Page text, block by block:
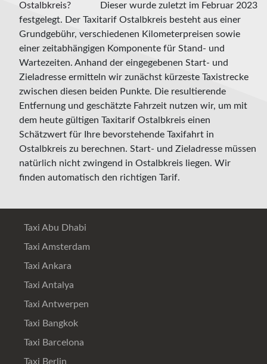
Dieser wurde zuletzt im Februar 2023
festgelegt. Der Taxitarif Ostalbkreis besteht aus einer
Grundgebühr, verschiedenen Kilometerpreisen sowie
einer zeitabhängigen Komponente für Stand- und
Wartezeiten. Anhand der eingegebenen Start- und
Zieladresse ermitteln wir zunächst kürzeste Taxistrecke
zwischen diesen beiden Punkte. Die resultierende
Entfernung und geschätzte Fahrzeit nutzen wir, um mit
dem heute gültigen Taxitarif Ostalbkreis einen
Schätzwert für Ihre bevorstehende Taxifahrt in
Ostalbkreis zu berechnen. Start- und Zieladresse müssen
natürlich nicht zwingend in Ostalbkreis liegen. Wir
finden automatisch den richtigen Tarif.
Taxi Abu Dhabi
Taxi Amsterdam
Taxi Ankara
Taxi Antalya
Taxi Antwerpen
Taxi Bangkok
Taxi Barcelona
Taxi Berlin